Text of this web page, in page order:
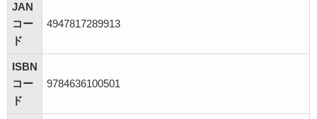
JAN
コー
ド
4947817289913
ISBN
コー
ド
9784636100501